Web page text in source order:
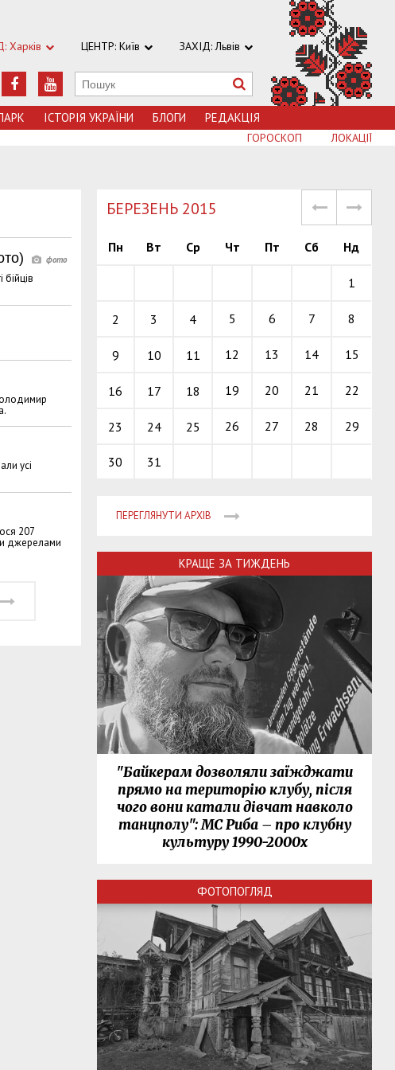
Харків ЦЕНТР: Київ ЗАХІД: Львів
ІСТОРІЯ УКРАЇНИ БЛОГИ РЕДАКЦІЯ
ЛОКАЦІЇ
ГОРОСКОП
усі
207
джерелами
БЕРЕЗЕНЬ 2015
Пн Вт Ср Чт Пт Сб Нд
1
2 3 4 5 6 7 8
9 10 11 12 13 14 15
16 17 18 19 20 21 22
23 24 25 26 27 28 29
30 31
ПЕРЕГЛЯНУТИ АРХІВ
КРАЩЕ ЗА ТИЖДЕНЬ
"Байкерам дозволяли заїжджати
прямо на територію клубу, після
чого вони катали дівчат навколо
танцполу": МС Риба – про клубну
культуру 1990-2000х
ФОТОПОГЛЯД